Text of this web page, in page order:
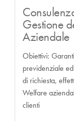
Gestione
Aziendale
Obiettivi:
previdenziale
di richiesta,
Welfare
clienti